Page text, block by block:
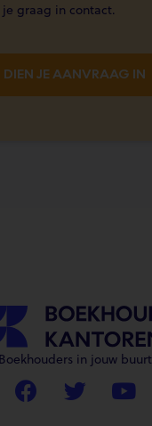
graag in contact.
DIEN JE AANVRAAG IN
Boekhouders in jouw buurt